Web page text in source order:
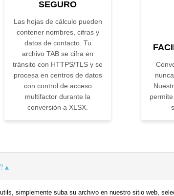
SEGURO
Las hojas de cálculo pueden
contener nombres, cifras y
datos de contacto. Tu
archivo TAB se cifra en
tránsito con HTTPS/TLS y se
procesa en centros de datos
con control de acceso
multifactor durante la
conversión a XLSX.
simplemente suba su archivo en nuestro sitio web,